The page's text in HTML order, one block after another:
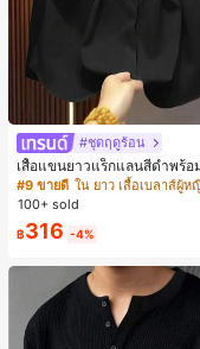
#ชุดฤดูร้อน
เสื้อแขนยาวแร็กแลนสีดำพร้อ
ขัดโลหะ ฤดูใบไม้ผลิ/ฤดูร้อน สไ
มียนวินเทจ เหมาะสำหรับงาน
นทรียศาสตร์
#9 ขายดี ใน ยาว เสื้อเบลาส์ผู้ห
100+ sold
฿316 -4%